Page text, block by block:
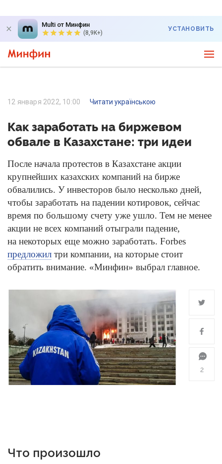
Multi от Минфин
(8,9K+)
УСТАНОВИТЬ
12 января 2022, 10:00 Читати українською
Как заработать на биржевом
обвале в Казахстане: три идеи
После начала протестов в Казахстане акции
крупнейших казахских компаний на бирже
обвалились. У инвесторов было несколько дней,
чтобы заработать на падении котировок, сейчас
время по большому счету уже ушло. Тем не менее
акции не всех компаний отыграли падение,
на некоторых еще можно заработать. Forbes
предложил три компании, на которые стоит
обратить внимание. «Минфин» выбрал главное.
2
Что произошло